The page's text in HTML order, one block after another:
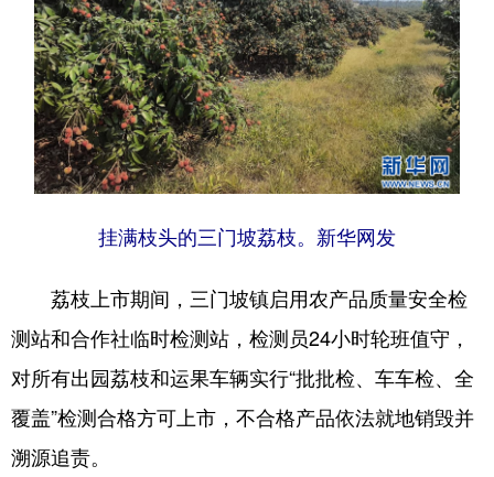
挂满枝头的三门坡荔枝。新华网发
荔枝上市期间，三门坡镇启用农产品质量安全检
测站和合作社临时检测站，检测员24小时轮班值守，
对所有出园荔枝和运果车辆实行“批批检、车车检、全
覆盖”检测合格方可上市，不合格产品依法就地销毁并
溯源追责。